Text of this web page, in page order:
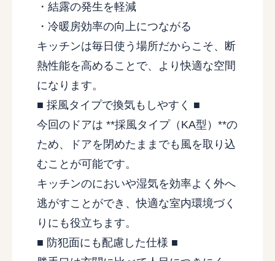
・結露の発生を軽減
・冷暖房効率の向上につながる
キッチンは毎日使う場所だからこそ、断
熱性能を高めることで、より快適な空間
になります。
■ 採風タイプで換気もしやすく ■
今回のドアは **採風タイプ（KA型）**の
ため、ドアを閉めたままでも風を取り込
むことが可能です。
キッチンのにおいや湿気を効率よく外へ
逃がすことができ、快適な室内環境づく
りにも役立ちます。
■ 防犯面にも配慮した仕様 ■